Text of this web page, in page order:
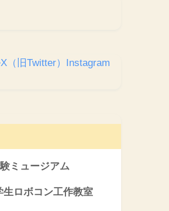
X（旧Twitter） Instagram
ミュージアム
生ロボコン工作教室